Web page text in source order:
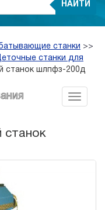
НАЙТИ
станки >>
станки для
станок шлпфз-200д